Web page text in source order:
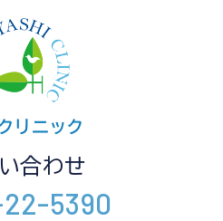
合わせ
5390